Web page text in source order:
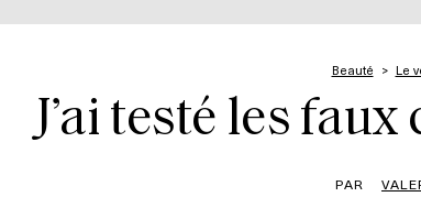
Beauté Le
J’ai testé les
PAR